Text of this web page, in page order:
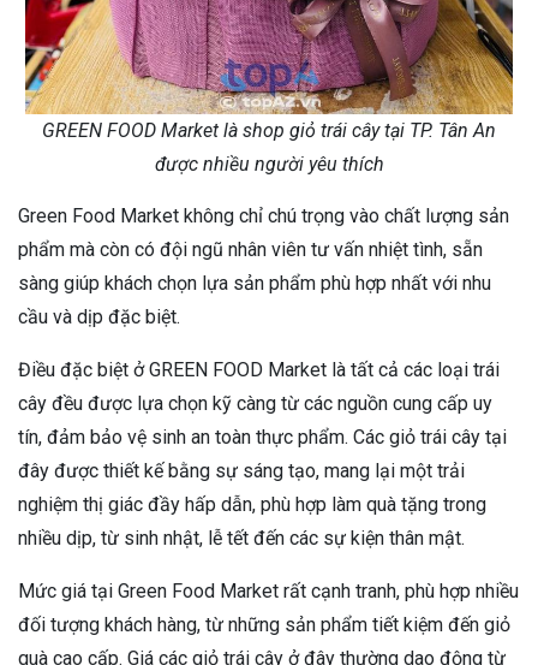
GREEN FOOD Market là shop giỏ trái cây tại TP. Tân An
được nhiều người yêu thích
Green Food Market không chỉ chú trọng vào chất lượng sản
phẩm mà còn có đội ngũ nhân viên tư vấn nhiệt tình, sẵn
sàng giúp khách chọn lựa sản phẩm phù hợp nhất với nhu
cầu và dịp đặc biệt.
Điều đặc biệt ở GREEN FOOD Market là tất cả các loại trái
cây đều được lựa chọn kỹ càng từ các nguồn cung cấp uy
tín, đảm bảo vệ sinh an toàn thực phẩm. Các giỏ trái cây tại
đây được thiết kế bằng sự sáng tạo, mang lại một trải
nghiệm thị giác đầy hấp dẫn, phù hợp làm quà tặng trong
nhiều dịp, từ sinh nhật, lễ tết đến các sự kiện thân mật.
Mức giá tại Green Food Market rất cạnh tranh, phù hợp nhiều
đối tượng khách hàng, từ những sản phẩm tiết kiệm đến giỏ
quà cao cấp. Giá các giỏ trái cây ở đây thường dao động từ